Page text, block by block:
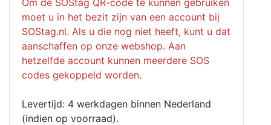
Om de SOStag QR-code te kunnen gebruiken
moet u in het bezit zijn van een account bij
SOStag.nl. Als u die nog niet heeft, kunt u dat
aanschaffen op onze webshop. Aan
hetzelfde account kunnen meerdere SOS
codes gekoppeld worden.
Levertijd: 4 werkdagen binnen Nederland
(indien op voorraad).